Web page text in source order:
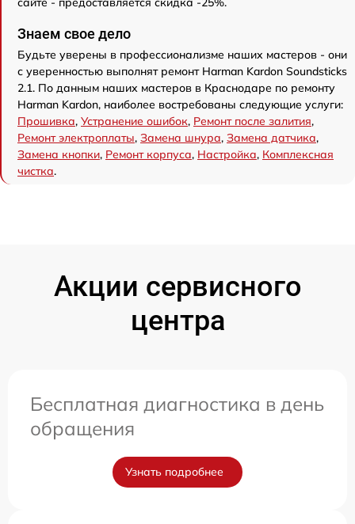
Знаем свое дело
Будьте уверены в профессионализме наших мастеров - они
с уверенностью выполнят ремонт Harman Kardon Soundsticks
2.1. По данным наших мастеров в Краснодаре по ремонту
Harman Kardon, наиболее востребованы следующие услуги:
Прошивка, Устранение ошибок, Ремонт после залития,
Ремонт электроплаты, Замена шнура, Замена датчика,
Замена кнопки, Ремонт корпуса, Настройка, Комплексная
чистка.
Акции сервисного
центра
Бесплатная диагностика в день
обращения
Узнать подробнее